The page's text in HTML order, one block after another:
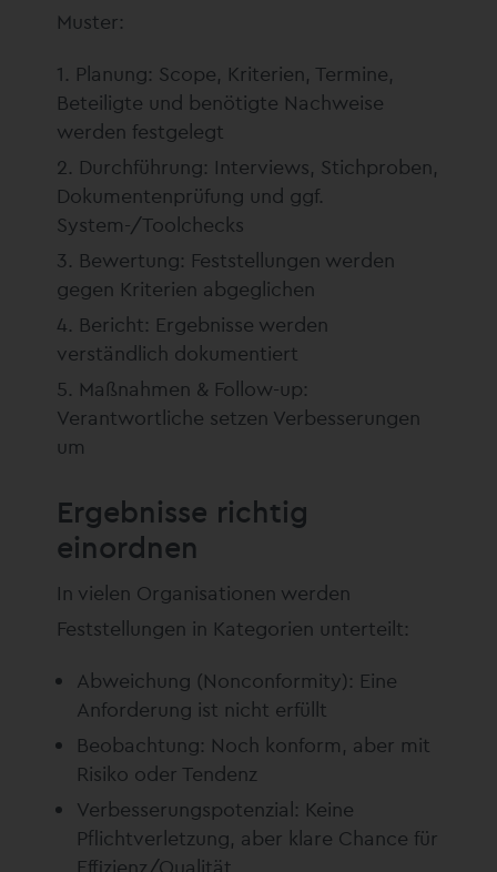
Muster:
Planung: Scope, Kriterien, Termine,
Beteiligte und benötigte Nachweise
werden festgelegt
Durchführung: Interviews, Stichproben,
Dokumentenprüfung und ggf.
System-/Toolchecks
Bewertung: Feststellungen werden
gegen Kriterien abgeglichen
Bericht: Ergebnisse werden
verständlich dokumentiert
Maßnahmen & Follow-up:
Verantwortliche setzen Verbesserungen
um
Ergebnisse richtig
einordnen
In vielen Organisationen werden
Feststellungen in Kategorien unterteilt:
Abweichung (Nonconformity): Eine
Anforderung ist nicht erfüllt
Beobachtung: Noch konform, aber mit
Risiko oder Tendenz
Verbesserungspotenzial: Keine
Pflichtverletzung, aber klare Chance für